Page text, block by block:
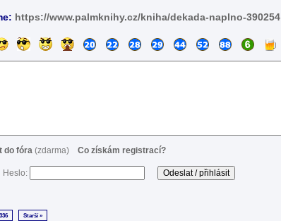
https://www.palmknihy.cz/kniha/dekada-naplno-390254
do fóra (zdarma) Co získám registrací?
Heslo:
Starší »